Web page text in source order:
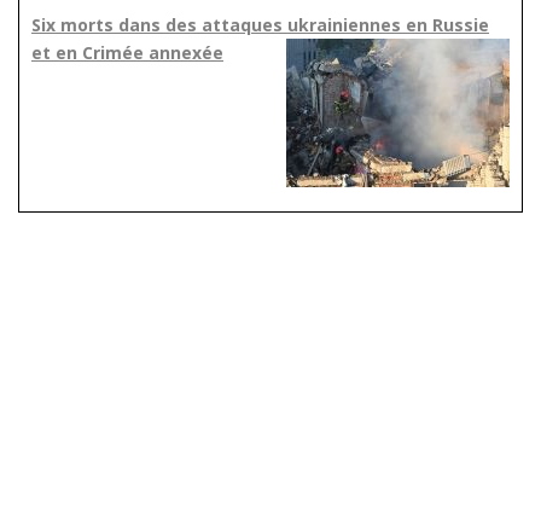
Six morts dans des attaques ukrainiennes en Russie
et en Crimée annexée